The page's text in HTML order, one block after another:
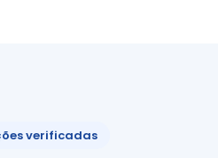
verificadas